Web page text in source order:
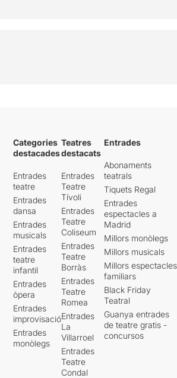
Categories
destacades
Entrades
teatre
Entrades
dansa
Entrades
musicals
Entrades
teatre
infantil
Entrades
òpera
Entrades
improvisació
Entrades
monòlegs
Teatres
destacats
Entrades
Teatre
Tívoli
Entrades
Teatre
Coliseum
Entrades
Teatre
Borràs
Entrades
Teatre
Romea
Entrades
La
Villarroel
Entrades
Teatre
Condal
Entrades
Abonaments
teatrals
Tiquets Regal
Entrades
espectacles a
Madrid
Millors monòlegs
Millors musicals
Millors espectacles
familiars
Black Friday
Teatral
Guanya entrades
de teatre gratis -
concursos